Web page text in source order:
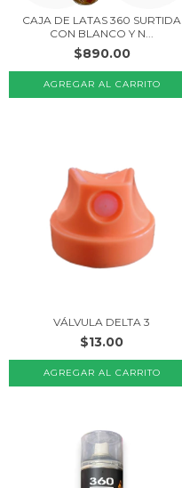
CAJA DE LATAS 360 SURTIDA
CON BLANCO Y N...
$890.00
VÁLVULA DELTA 3
$13.00